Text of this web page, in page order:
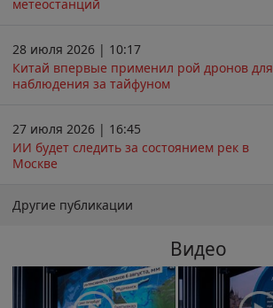
метеостанций
28 июля 2026 | 10:17
Китай впервые применил рой дронов для
наблюдения за тайфуном
27 июля 2026 | 16:45
ИИ будет следить за состоянием рек в
Москве
Другие публикации
Видео